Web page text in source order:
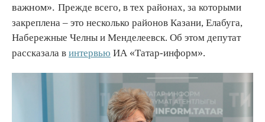
важном». Прежде всего, в тех районах, за которыми
закреплена – это несколько районов Казани, Елабуга,
Набережные Челны и Менделеевск. Об этом депутат
рассказала в интервью ИА «Татар-информ».